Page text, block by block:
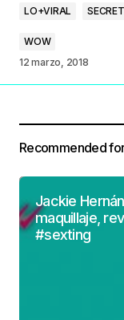
LO+VIRAL
WOW
12 marzo, 2018
Recommended
Jackie
maquillaje,
#sexting